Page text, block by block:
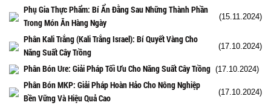
Phụ Gia Thực Phẩm: Bí Ẩn Đằng Sau Những Thành Phần
Trong Món Ăn Hàng Ngày
(15.11.2024)
Phân Kali Trắng (Kali Trắng Israel): Bí Quyết Vàng Cho
Năng Suất Cây Trồng
(17.10.2024)
Phân Bón Ure: Giải Pháp Tối Ưu Cho Năng Suất Cây Trồng (17.10.2024)
Phân Bón MKP: Giải Pháp Hoàn Hảo Cho Nông Nghiệp
Bền Vững Và Hiệu Quả Cao
(17.10.2024)